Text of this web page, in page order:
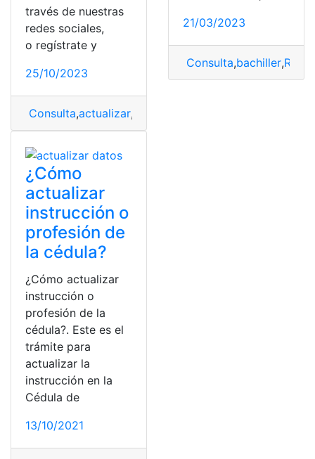
través de nuestras
redes sociales,
o regístrate y
25/10/2023
Consulta,actualizar,
21/03/2023
Consulta,bachiller,
¿Cómo
actualizar
instrucción o
profesión de
la cédula?
¿Cómo actualizar
instrucción o
profesión de la
cédula?. Este es el
trámite para
actualizar la
instrucción en la
Cédula de
13/10/2021